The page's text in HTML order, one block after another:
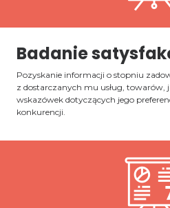
Badanie
Pozyskanie informacji o stopniu
z dostarczanych mu usług, towarów,
wskazówek dotyczących jego
konkurencji.